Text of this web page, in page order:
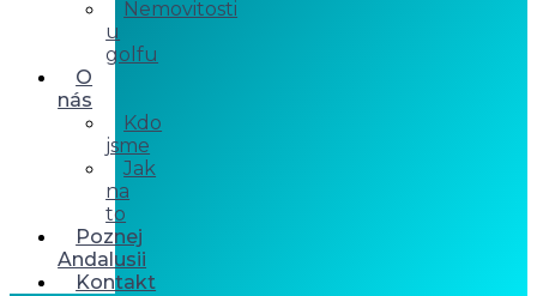
Nemovitosti
u
golfu
O
nás
Kdo
jsme
Jak
na
to
Poznej
Andalusii
Kontakt